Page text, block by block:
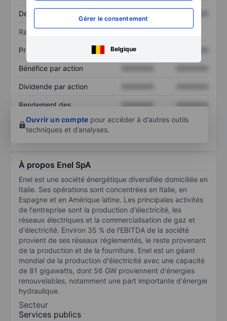
Gérer le consentement
Belgique
Dette totale
Ratios
Prix / ventes XXXXXXX
Bénéfice par action
Dividende par action
Rendement des
XXXXXXX
XXXXXXX
Ouvrir un compte pour accéder à d’autres outils
techniques et d’analyses.
À propos Enel SpA
Enel est une société énergétique diversifiée domiciliée en
Italie. Ses opérations sont concentrées en Italie, en
Espagne et en Amérique latine. Les principales activités
de l'entreprise sont la production d'électricité, les
réseaux électriques et la commercialisation de gaz et
d'électricité. Environ 35 % de l'EBITDA de la société
provient de ses réseaux réglementés, le reste provenant
de la production et de la fourniture. Enel est un géant
mondial de la production d'électricité avec une capacité
de 81 gigawatts, dont 56 GW proviennent d'énergies
renouvelables, notamment une part importante d'énergie
hydraulique.
Secteur
Services publics